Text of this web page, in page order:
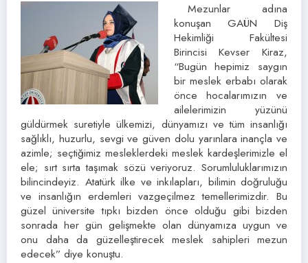
Mezunlar adına
konuşan GAÜN Diş
Hekimliği Fakültesi
Birincisi Kevser Kiraz,
“Bugün hepimiz saygın
bir meslek erbabı olarak
önce hocalarımızın ve
ailelerimizin yüzünü
güldürmek suretiyle ülkemizi, dünyamızı ve tüm insanlığı
sağlıklı, huzurlu, sevgi ve güven dolu yarınlara inançla ve
azimle; seçtiğimiz mesleklerdeki meslek kardeşlerimizle el
ele; sırt sırta taşımak sözü veriyoruz. Sorumluluklarımızın
bilincindeyiz. Atatürk ilke ve inkılapları, bilimin doğruluğu
ve insanlığın erdemleri vazgeçilmez temellerimizdir. Bu
güzel üniversite tıpkı bizden önce olduğu gibi bizden
sonrada her gün gelişmekte olan dünyamıza uygun ve
onu daha da güzelleştirecek meslek sahipleri mezun
edecek” diye konuştu.